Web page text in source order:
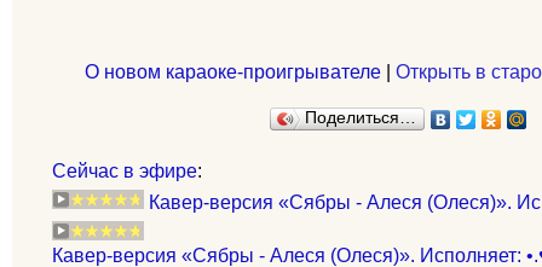
О новом караоке-проигрывателе| Открыть в
Поделиться…
Сейчас в эфире:
Кавер-версия «Сябры - Алеся (Олеся)».
Кавер-версия «Сябры - Алеся (Олеся)». Исполняет: